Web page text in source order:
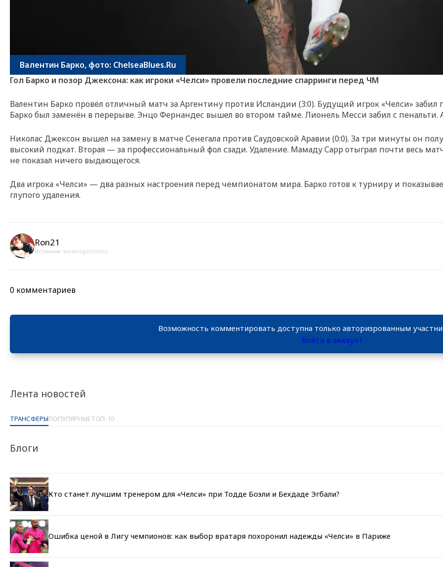
Лента новостей
ТРАНСФЕРЫПОПУЛЯРНЫЕТОП-10
Блоги
Кто станет лучшим тренером для «Челси» при Тодде Боэли и Бехдаде Эгбали?
Ошибка ценой в Лигу чемпионов: как выбор вратаря похоронил надежды «Челси» в Париже
Валентин Барко, фото: ChelseaBlues.Ru
Гол Барко и позор Джексона: как игроки «Челси» провели последние спарринги перед ЧМ
Валентин Барко провёл отличный матч за Аргентину против Исландии (3:0). Будущий игрок «Челси» забил
Барко был заменён в перерыве. Энцо Фернандес вышел во втором тайме. Лионель Месси забил с
Николас Джексон вышел на замену в матче Сенегала против Саудовской Аравии (0:0). За три минуты он
высокий подкат. Вторая — за профессиональный фол сзади. Удаление. Мамаду Сарр отыграл почти весь
не показал ничего выдающегося.
Два игрока «Челси» — два разных настроения перед чемпионатом мира. Барко готов к турниру и
глупого удаления.
Ron21
Источник: weaintgotnohist...
0 комментариев
Возможность комментировать доступна только авторизрованным
Войти в аккаунт